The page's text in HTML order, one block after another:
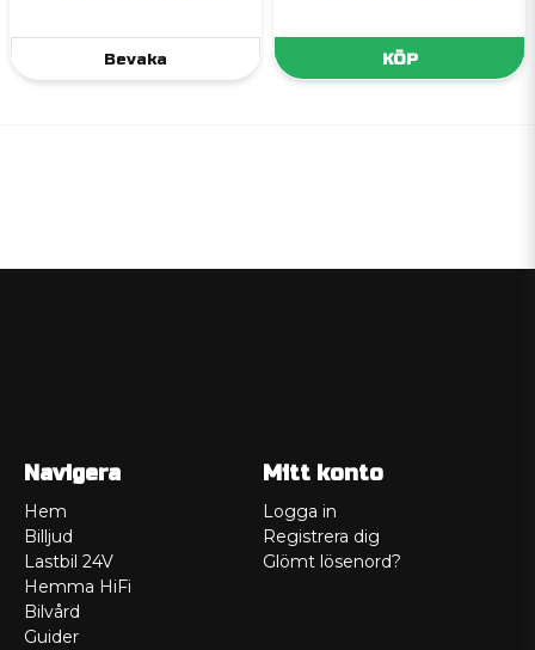
Bevaka KÖP
Navigera
Hem
Billjud
Lastbil 24V
Hemma HiFi
Bilvård
Guider
Mitt konto
Logga in
Registrera dig
Glömt lösenord?